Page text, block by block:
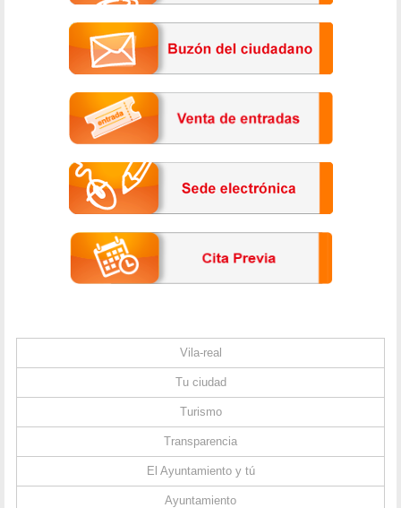
Vila-real
Tu ciudad
Turismo
Transparencia
El Ayuntamiento y tú
Ayuntamiento